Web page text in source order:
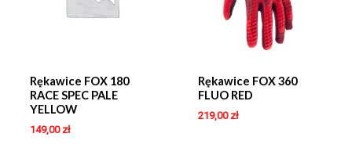
Rękawice FOX 180
RACE SPEC PALE
YELLOW
149,00 zł
Rękawice FOX 360
FLUO RED
219,00 zł